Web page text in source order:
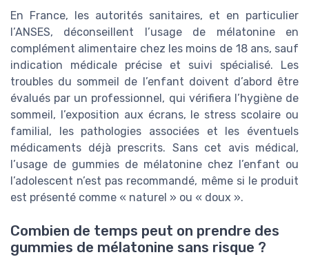
En France, les autorités sanitaires, et en particulier
l’ANSES, déconseillent l’usage de mélatonine en
complément alimentaire chez les moins de 18 ans, sauf
indication médicale précise et suivi spécialisé. Les
troubles du sommeil de l’enfant doivent d’abord être
évalués par un professionnel, qui vérifiera l’hygiène de
sommeil, l’exposition aux écrans, le stress scolaire ou
familial, les pathologies associées et les éventuels
médicaments déjà prescrits. Sans cet avis médical,
l’usage de gummies de mélatonine chez l’enfant ou
l’adolescent n’est pas recommandé, même si le produit
est présenté comme « naturel » ou « doux ».
Combien de temps peut on prendre des
gummies de mélatonine sans risque ?